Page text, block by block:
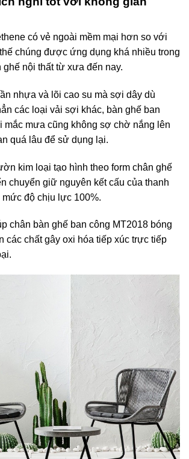
có vẻ ngoài mềm mại hơn so với
chúng được ứng dụng khá nhiều trong
ghế nội thất từ xưa đến nay.
nhựa và lõi cao su mà sợi dây dù
các loại vải sợi khác, bàn ghế ban
mắc mưa cũng không sợ chờ nắng lên
quá lâu để sử dụng lại.
kim loại tạo hình theo form chân ghế
chuyển giữ nguyên kết cấu của thanh
mức độ chịu lực 100%.
chân bàn ghế ban công MT2018 bóng
các chất gây oxi hóa tiếp xúc trực tiếp